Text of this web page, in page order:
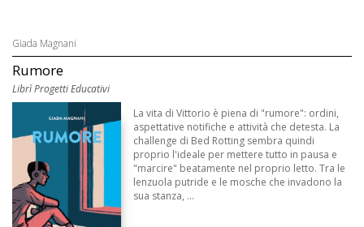
Giada Magnani
Rumore
Librì Progetti Educativi
La vita di Vittorio è piena di "rumore": ordini,
aspettative notifiche e attività che detesta. La
challenge di Bed Rotting sembra quindi
proprio l'ideale per mettere tutto in pausa e
"marcire" beatamente nel proprio letto. Tra le
lenzuola putride e le mosche che invadono la
sua stanza, ...